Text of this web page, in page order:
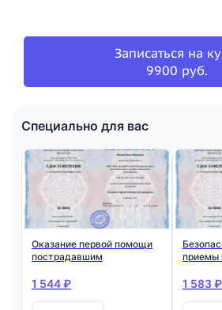
Записаться на
9900 руб.
Специально для вас
Оказание первой помощи
пострадавшим
1 544 ₽
приемы
при
и (или)
1 583 ₽